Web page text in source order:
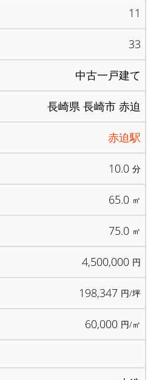
11
33
中古一戸建て
長崎県 長崎市 赤迫
赤迫駅
10.0 分
65.0 ㎡
75.0 ㎡
4,500,000 円
198,347 円/坪
60,000 円/㎡